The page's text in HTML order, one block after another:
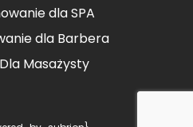
dla SPA
dla Barbera
Masażysty